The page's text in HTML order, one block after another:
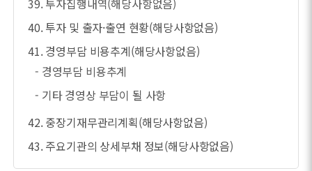
39. 투자집행내역(해당사항없음)
40. 투자 및 출자·출연 현황(해당사항없음)
41. 경영부담 비용추계(해당사항없음)
- 경영부담 비용추계
- 기타 경영상 부담이 될 사항
42. 중장기재무관리계획(해당사항없음)
43. 주요기관의 상세부채 정보(해당사항없음)